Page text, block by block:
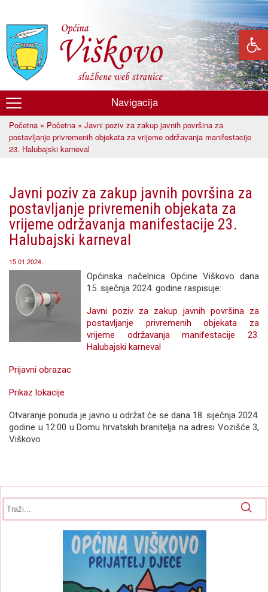
glavni
sadržaj
Općina
Viškovo
Navigacija
Vi ste ovdje
Početna » Početna » Javni poziv za zakup javnih površina za
postavljanje privremenih objekata za vrijeme održavanja manifestacije
23. Halubajski karneval
Javni poziv za zakup javnih površina za
postavljanje privremenih objekata za
vrijeme održavanja manifestacije 23.
Halubajski karneval
15.01.2024.
Općinska načelnica Općine Viškovo dana
15. siječnja 2024. godine raspisuje:
Javni poziv za zakup javnih površina za
postavljanje privremenih objekata za
vrijeme održavanja manifestacije 23.
Halubajski karneval
Prijavni obrazac
Prikaz lokacije
Otvaranje ponuda je javno u održat će se dana 18. siječnja 2024.
godine u 12:00 u Domu hrvatskih branitelja na adresi Vozišće 3,
Viškovo